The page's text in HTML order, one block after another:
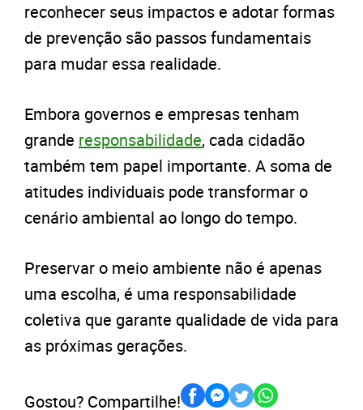
reconhecer seus impactos e adotar formas
de prevenção são passos fundamentais
para mudar essa realidade.
Embora governos e empresas tenham
grande responsabilidade, cada cidadão
também tem papel importante. A soma de
atitudes individuais pode transformar o
cenário ambiental ao longo do tempo.
Preservar o meio ambiente não é apenas
uma escolha, é uma responsabilidade
coletiva que garante qualidade de vida para
as próximas gerações.
Gostou? Compartilhe!